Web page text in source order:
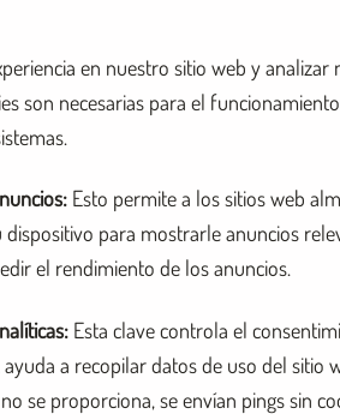
en nuestro sitio web y
son necesarias para el
: Esto permite a los sitios web
para mostrarle anuncios
el rendimiento de los anuncios.
: Esta clave controla el
a recopilar datos de uso del sitio
se proporciona, se envían pings sin